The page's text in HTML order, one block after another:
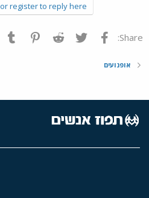
register to reply here.
Share: פייסבוק Twitter
Reddit
אופנועים